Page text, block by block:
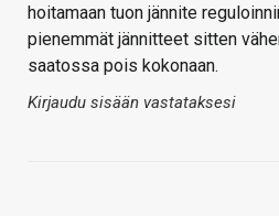
hoitamaan tuon jännite
pienemmät jännitteet sitten
saatossa pois kokonaan.
Kirjaudu sisään vastataksesi